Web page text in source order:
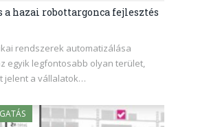
a hazai robottargonca fejlesztés
rendszerek automatizálása
egyik legfontosabb olyan terület,
jelent a vállalatok…